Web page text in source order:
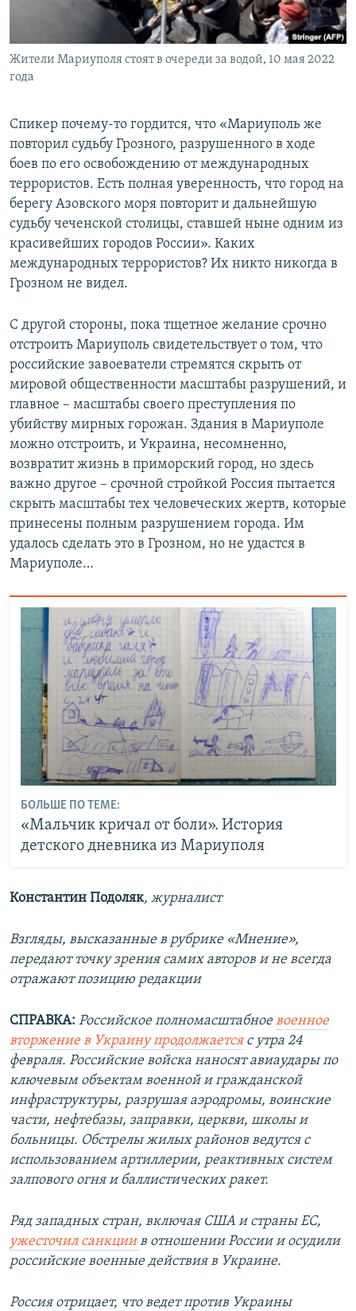
Жители Мариуполя стоят в очереди за водой, 10 мая 2022
года
Спикер почему-то гордится, что «Мариуполь же
повторил судьбу Грозного, разрушенного в ходе
боев по его освобождению от международных
террористов. Есть полная уверенность, что город на
берегу Азовского моря повторит и дальнейшую
судьбу чеченской столицы, ставшей ныне одним из
красивейших городов России». Каких
международных террористов? Их никто никогда в
Грозном не видел.
С другой стороны, пока тщетное желание срочно
отстроить Мариуполь свидетельствует о том, что
российские завоеватели стремятся скрыть от
мировой общественности масштабы разрушений, и
главное – масштабы своего преступления по
убийству мирных горожан. Здания в Мариуполе
можно отстроить, и Украина, несомненно,
возвратит жизнь в приморский город, но здесь
важно другое – срочной стройкой Россия пытается
скрыть масштабы тех человеческих жертв, которые
принесены полным разрушением города. Им
удалось сделать это в Грозном, но не удастся в
Мариуполе…
БОЛЬШЕ ПО ТЕМЕ:
«Мальчик кричал от боли». История
детского дневника из Мариуполя
Константин Подоляк, журналист
Взгляды, высказанные в рубрике «Мнение»,
передают точку зрения самих авторов и не всегда
отражают позицию редакции
СПРАВКА: Российское полномасштабноевоенное
вторжение в Украину продолжаетсяс утра 24
февраля. Российские войска наносят авиаудары по
ключевым объектам военной и гражданской
инфраструктуры, разрушая аэродромы, воинские
части, нефтебазы, заправки, церкви, школы и
больницы. Обстрелы жилых районов ведутся с
использованием артиллерии, реактивных систем
залпового огня и баллистических ракет.
Ряд западных стран, включая США и страны ЕС,
ужесточил санкциив отношении России и осудили
российские военные действия в Украине.
Россия отрицает, что ведет против Украины